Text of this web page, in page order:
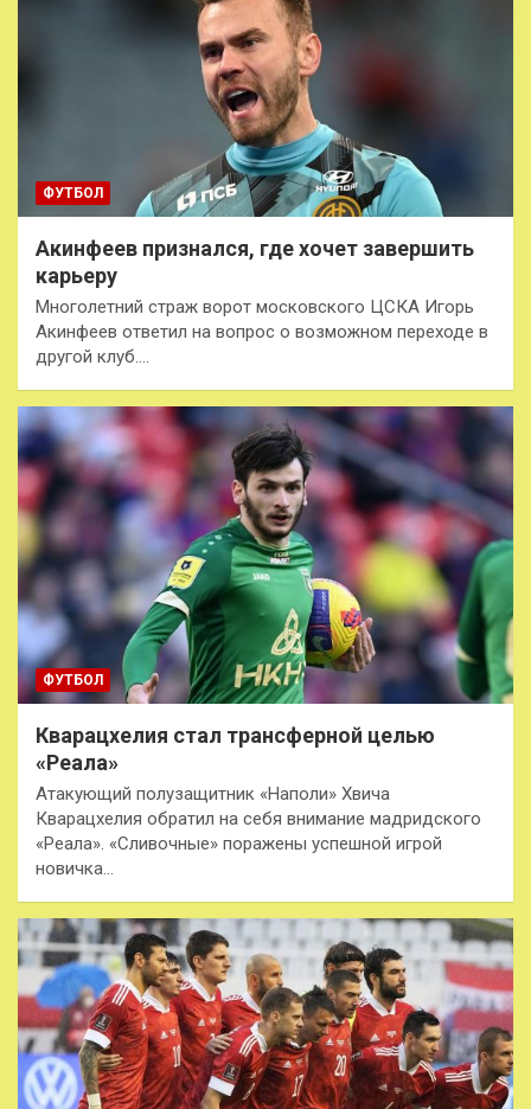
ФУТБОЛ
Акинфеев признался, где хочет завершить
карьеру
Многолетний страж ворот московского ЦСКА Игорь
Акинфеев ответил на вопрос о возможном переходе в
другой клуб.…
ФУТБОЛ
Кварацхелия стал трансферной целью
«Реала»
Атакующий полузащитник «Наполи» Хвича
Кварацхелия обратил на себя внимание мадридского
«Реала». «Сливочные» поражены успешной игрой
новичка…